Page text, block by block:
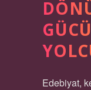
Edebiyat,